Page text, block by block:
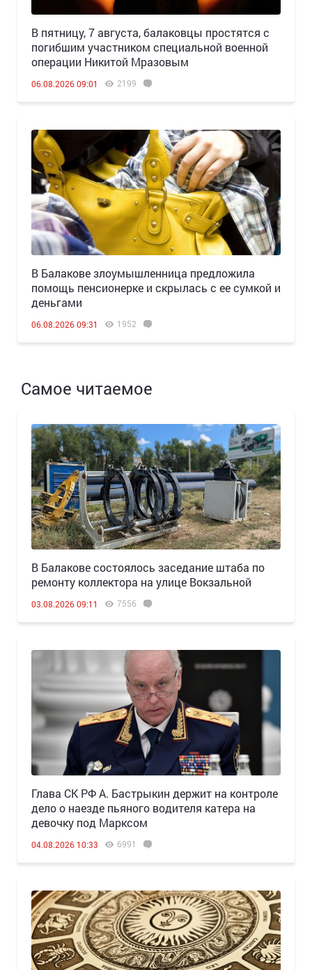
В пятницу, 7 августа, балаковцы простятся с
погибшим участником специальной военной
операции Никитой Мразовым
06.08.2026 09:01 2199
В Балакове злоумышленница предложила
помощь пенсионерке и скрылась с ее сумкой и
деньгами
06.08.2026 09:31 1952
Самое читаемое
В Балакове состоялось заседание штаба по
ремонту коллектора на улице Вокзальной
03.08.2026 09:11 7556
Глава СК РФ А. Бастрыкин держит на контроле
дело о наезде пьяного водителя катера на
девочку под Марксом
04.08.2026 10:33 6991